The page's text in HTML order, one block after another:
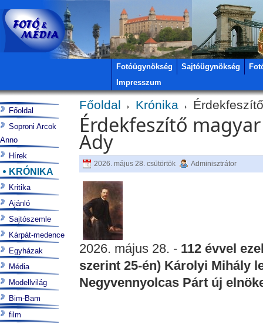
Fotóügynökség Sajtóügynökség
Impresszum
Főoldal Krónika
Érdekfeszítő
Ady
2026. május 28. csütörtök Adminisztrátor
2026. május 28. - 112 évvel
szerint 25-én) Károlyi Mihály
Negyvennyolcas Párt új
Főoldal
Soproni Arcok
Anno
Hírek
KRÓNIKA
Kritika
Ajánló
Sajtószemle
Kárpát-medence
Egyházak
Média
Modellvilág
Bim-Bam
film